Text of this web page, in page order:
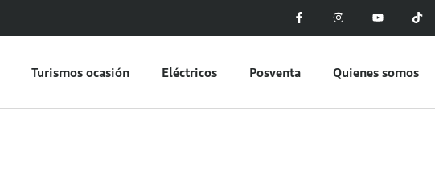
Turismos ocasión Eléctricos Posventa Quienes somos